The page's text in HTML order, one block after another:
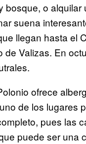
bosque, o
suena
llegan hasta el
de Valizas. En
ofrece
de los lugares
pues las
puede ser